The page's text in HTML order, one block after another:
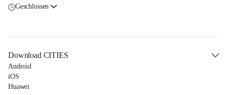
Geschlossen
Download CITIES
Android
iOS
Huawei